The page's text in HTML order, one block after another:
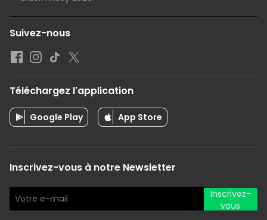
Suivez-nous
Téléchargez l'application
Google Play App Store
Inscrivez-vous à notre Newsletter
Inscrivez-
vous